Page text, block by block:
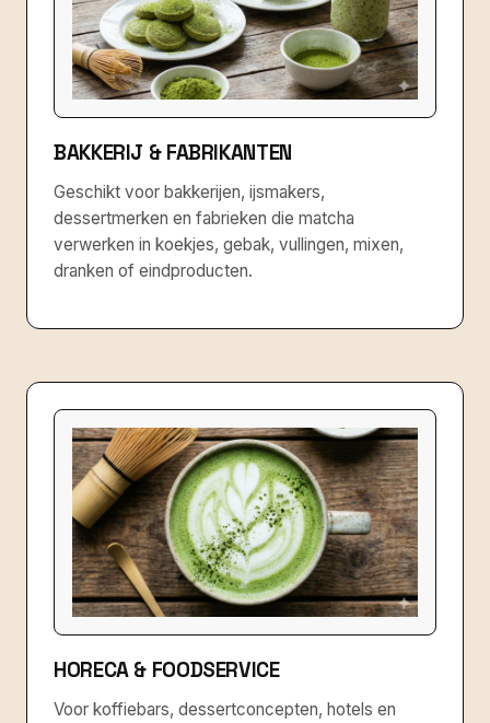
BAKKERIJ & FABRIKANTEN
Geschikt voor bakkerijen, ijsmakers,
dessertmerken en fabrieken die matcha
verwerken in koekjes, gebak, vullingen, mixen,
dranken of eindproducten.
HORECA & FOODSERVICE
Voor koffiebars, dessertconcepten, hotels en